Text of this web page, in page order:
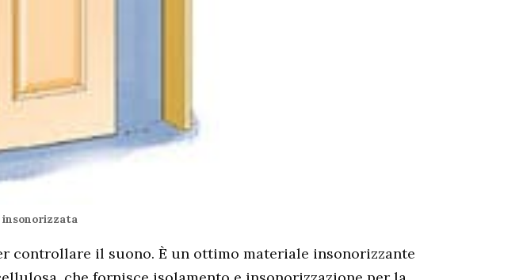
controllare il suono. È un ottimo materiale insonorizzante